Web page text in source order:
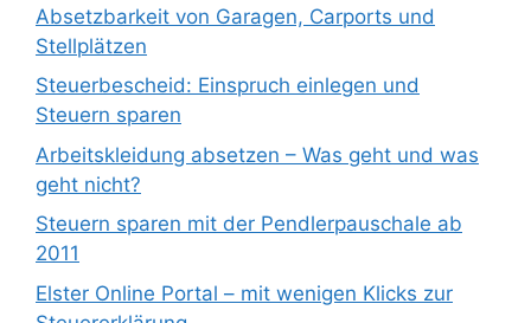
Absetzbarkeit von Garagen, Carports und
Stellplätzen
Steuerbescheid: Einspruch einlegen und
Steuern sparen
Arbeitskleidung absetzen – Was geht und was
geht nicht?
Steuern sparen mit der Pendlerpauschale ab
2011
Elster Online Portal – mit wenigen Klicks zur